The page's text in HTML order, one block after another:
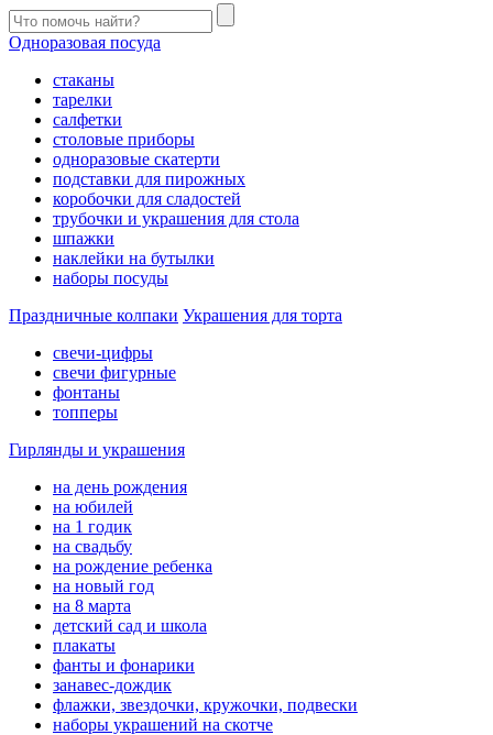
Одноразовая посуда
стаканы
тарелки
салфетки
столовые приборы
одноразовые скатерти
подставки для пирожных
коробочки для сладостей
трубочки и украшения для стола
шпажки
наклейки на бутылки
наборы посуды
Праздничные колпаки Украшения для торта
свечи-цифры
свечи фигурные
фонтаны
топперы
Гирлянды и украшения
на день рождения
на юбилей
на 1 годик
на свадьбу
на рождение ребенка
на новый год
на 8 марта
детский сад и школа
плакаты
фанты и фонарики
занавес-дождик
флажки, звездочки, кружочки, подвески
наборы украшений на скотче